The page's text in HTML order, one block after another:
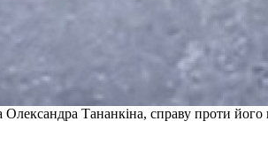
Олександра Тананкіна, справу проти